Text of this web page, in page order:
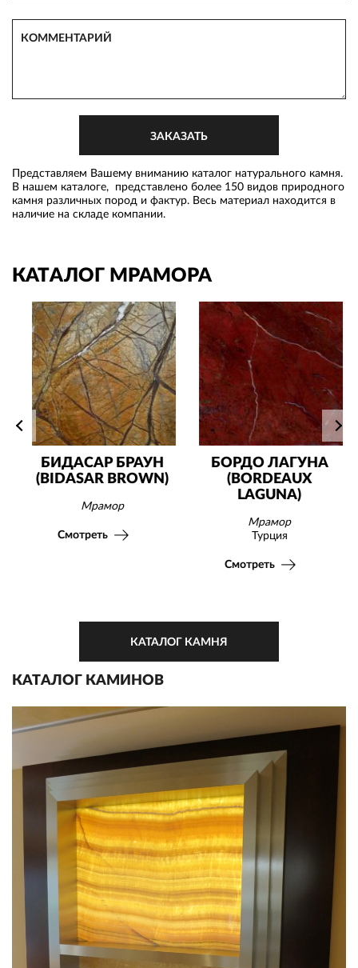
Представляем Вашему вниманию каталог натурального камня.
В нашем каталоге, представлено более 150 видов природного
камня различных пород и фактур. Весь материал находится в
наличие на складе компании.
КАТАЛОГ МРАМОРА
БИДАСАР БРАУН
(BIDASAR BROWN)
Мрамор
Смотреть
БОРДО ЛАГУНА
(BORDEAUX
LAGUNA)
Мрамор
Турция
Смотреть
КАТАЛОГ КАМНЯ
КАТАЛОГ КАМИНОВ